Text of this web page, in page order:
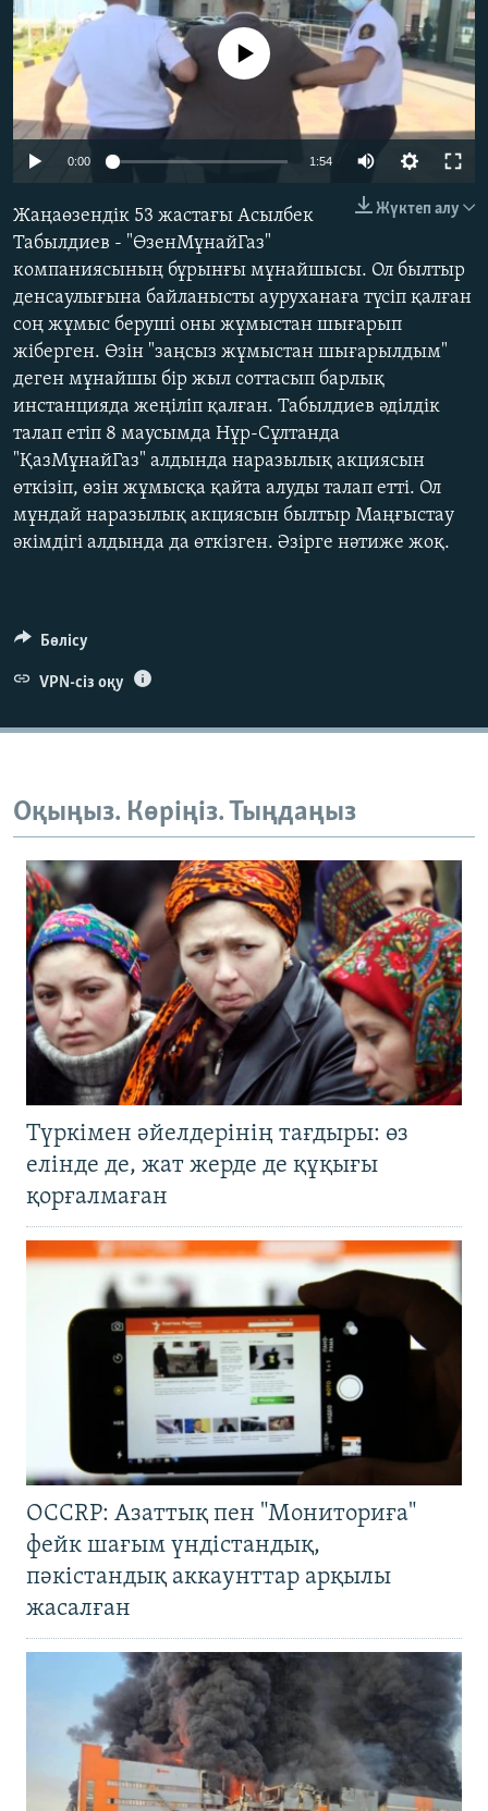
ЖАЗЫЛЫҢЫЗ
Басқа тілдерде
240p
No media source currently available
0:00 1:54
480p
720p
1080p
Жүктеп алу
Жаңаөзендік 53 жастағы Асылбек
Табылдиев - "ӨзенМұнайГаз"
компаниясының бұрынғы мұнайшысы. Ол былтыр
денсаулығына байланысты ауруханаға түсіп қалған
соң жұмыс беруші оны жұмыстан шығарып
жіберген. Өзін "заңсыз жұмыстан шығарылдым"
деген мұнайшы бір жыл соттасып барлық
инстанцияда жеңіліп қалған. Табылдиев әділдік
талап етіп 8 маусымда Нұр-Сұлтанда
"ҚазМұнайГаз" алдында наразылық акциясын
өткізіп, өзін жұмысқа қайта алуды талап етті. Ол
мұндай наразылық акциясын былтыр Маңғыстау
әкімдігі алдында да өткізген. Әзірге нәтиже жоқ.
Бөлісу
VPN-сіз оқу
Оқыңыз. Көріңіз. Тыңдаңыз
Түркімен әйелдерінің тағдыры: өз
елінде де, жат жерде де құқығы
қорғалмаған
OCCRP: Азаттық пен "Мониториға"
фейк шағым үндістандық,
пәкістандық аккаунттар арқылы
жасалған